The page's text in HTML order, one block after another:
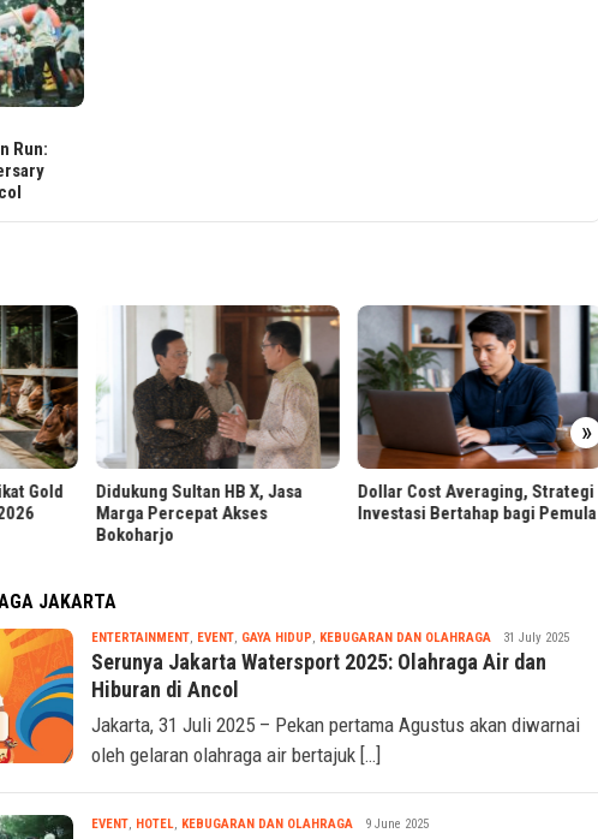
Run:
»
Gold
Didukung Sultan HB X, Jasa
Marga Percepat Akses
Bokoharjo
Dollar Cost Averaging, Strategi
Investasi Bertahap bagi Pemula
JAKARTA
ENTERTAINMENT, EVENT, GAYA HIDUP, KEBUGARAN DAN OLAHRAGATsaqif
Ridwan
31 July 2025
Serunya Jakarta Watersport 2025: Olahraga Air dan
Hiburan di Ancol
Jakarta, 31 Juli 2025 – Pekan pertama Agustus akan diwarnai
oleh gelaran olahraga air bertajuk […]
EVENT, HOTEL, KEBUGARAN DAN OLAHRAGATsaqif9 June 2025